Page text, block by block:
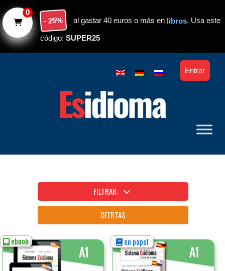
- 25% al gastar 40 euros o más en libros. Usa este
código: SUPER25
Entrar
FILTRAR:
OFERTAS
ebook
Este
producto
tiene
en papel
Este
producto
tiene
0